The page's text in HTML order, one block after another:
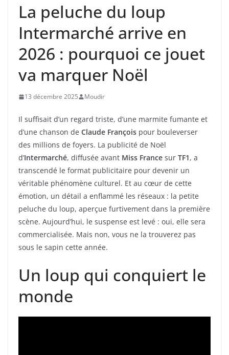
La peluche du loup
Intermarché arrive en
2026 : pourquoi ce jouet
va marquer Noël
13 décembre 2025 Moudir
Il suffisait d’un regard triste, d’une marmite fumante et
d’une chanson de Claude François pour bouleverser
des millions de foyers. La publicité de Noël
d’Intermarché, diffusée avant Miss France sur TF1, a
transcendé le format publicitaire pour devenir un
véritable phénomène culturel. Et au cœur de cette
émotion, un détail a enflammé les réseaux : la petite
peluche du loup, aperçue furtivement dans la première
scène. Aujourd’hui, le suspense est levé : oui, elle sera
commercialisée. Mais non, vous ne la trouverez pas
sous le sapin cette année.
Un loup qui conquiert le
monde